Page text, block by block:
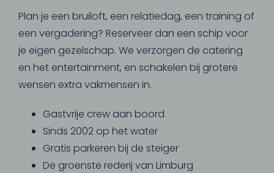
Plan je een bruiloft, een relatiedag, een training of
een vergadering? Reserveer dan een schip voor
je eigen gezelschap. We verzorgen de catering
en het entertainment, en schakelen bij grotere
wensen extra vakmensen in.
Gastvrije crew aan boord
Sinds 2002 op het water
Gratis parkeren bij de steiger
De groenste rederij van Limburg